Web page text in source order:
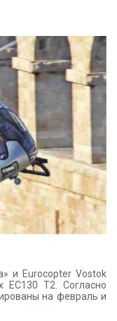
и Eurocopter Vostok
EC130 T2. Согласно
на февраль и